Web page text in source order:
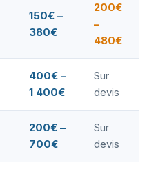
150€ –
380€
200€
–
480€
400€ –
1 400€
Sur
devis
200€ –
700€
Sur
devis